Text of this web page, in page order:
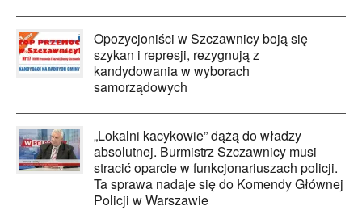
Opozycjoniści w Szczawnicy boją się
szykan i represji, rezygnują z
kandydowania w wyborach
samorządowych
„Lokalni kacykowie” dążą do władzy
absolutnej. Burmistrz Szczawnicy musi
stracić oparcie w funkcjonariuszach policji.
Ta sprawa nadaje się do Komendy Głównej
Policji w Warszawie